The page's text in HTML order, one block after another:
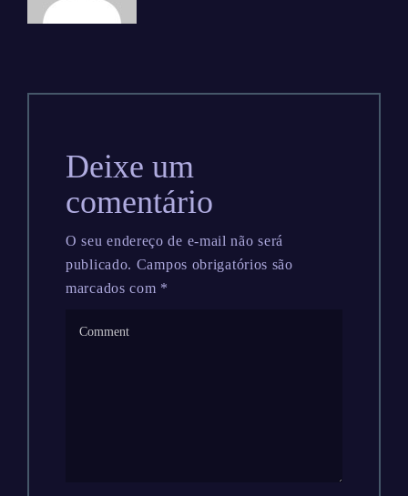
Deixe um
comentário
O seu endereço de e-mail não será
publicado. Campos obrigatórios são
marcados com *